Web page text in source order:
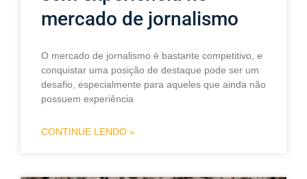
mercado de jornalismo
O mercado de jornalismo é bastante competitivo, e
conquistar uma posição de destaque pode ser um
desafio, especialmente para aqueles que ainda não
possuem experiência
CONTINUE LENDO »